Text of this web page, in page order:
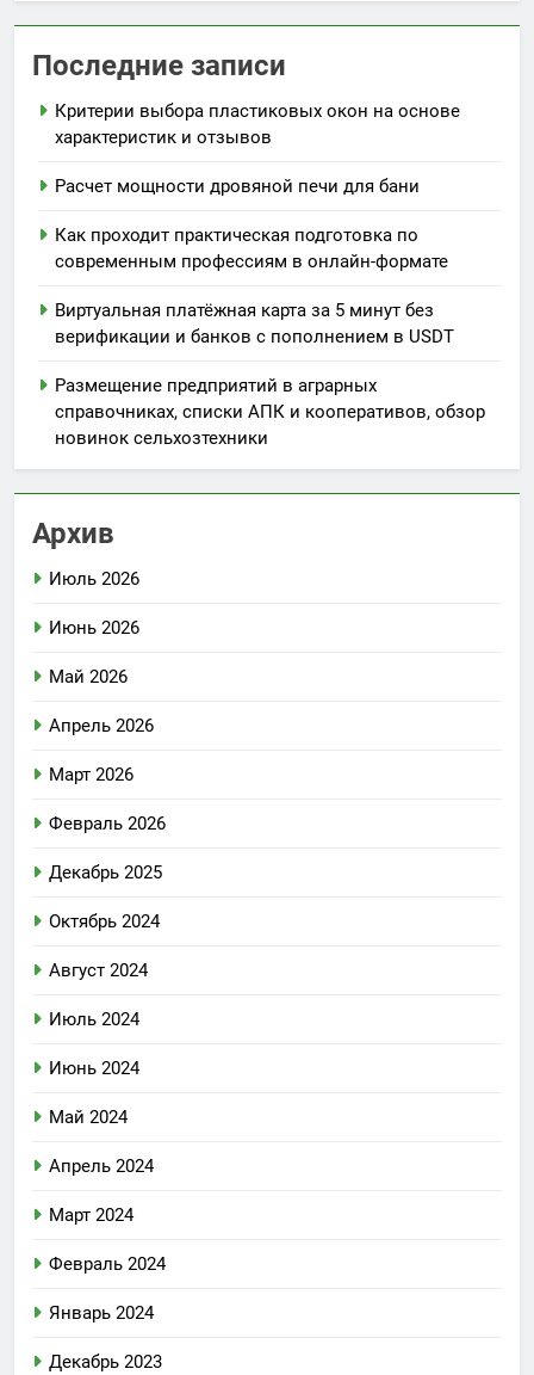
Последние записи
Критерии выбора пластиковых окон на основе
характеристик и отзывов
Расчет мощности дровяной печи для бани
Как проходит практическая подготовка по
современным профессиям в онлайн-формате
Виртуальная платёжная карта за 5 минут без
верификации и банков с пополнением в USDT
Размещение предприятий в аграрных
справочниках, списки АПК и кооперативов, обзор
новинок сельхозтехники
Архив
Июль 2026
Июнь 2026
Май 2026
Апрель 2026
Март 2026
Февраль 2026
Декабрь 2025
Октябрь 2024
Август 2024
Июль 2024
Июнь 2024
Май 2024
Апрель 2024
Март 2024
Февраль 2024
Январь 2024
Декабрь 2023